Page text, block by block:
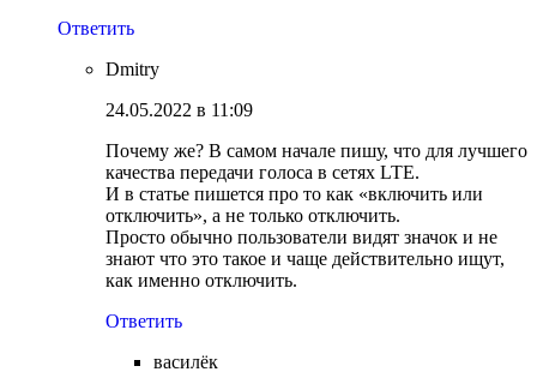
Ответить
Dmitry
24.05.2022 в 11:09
Почему же? В самом начале пишу, что для лучшего
качества передачи голоса в сетях LTE.
И в статье пишется про то как «включить или
отключить», а не только отключить.
Просто обычно пользователи видят значок и не
знают что это такое и чаще действительно ищут,
как именно отключить.
Ответить
василёк